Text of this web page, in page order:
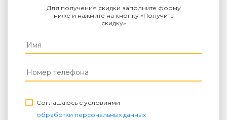
Для получения скидки заполните форму
ниже и нажмите на кнопку «Получить
скидку»
Соглашаюсь с условиями
обработки персональных данных